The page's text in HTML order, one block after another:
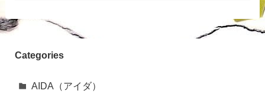
Categories
AIDA（アイダ）